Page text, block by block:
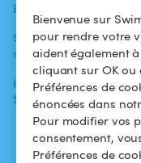
Bienvenue sur
pour rendre votre
aident également
cliquant sur OK
Préférences de
énoncées dans
Pour modifier vos
consentement,
Préférences de
Blog
Swimmy dans les
médias
L'aventure
Swimmy